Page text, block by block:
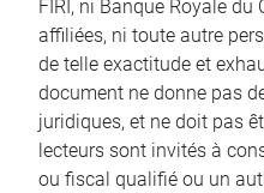
FIRI, ni Banque Royale
affiliées, ni toute autre
de telle exactitude et
document ne donne pas
juridiques, et ne doit pas
lecteurs sont invités à
ou fiscal qualifié ou un